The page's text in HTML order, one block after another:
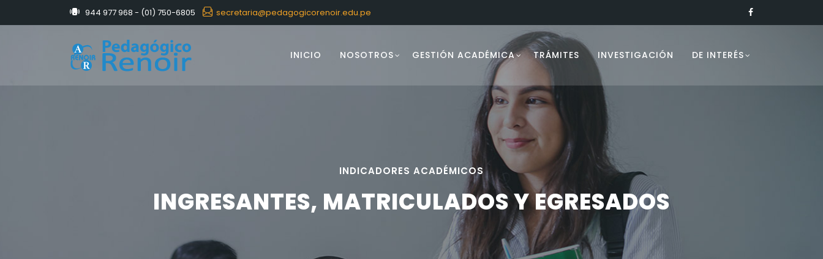
944 977 968 - (01) 750-6805 secretaria@pedagogicorenoir.edu.pe
INICIO NOSOTROS GESTIÓN ACADÉMICA TRÁMITES INVESTIGACIÓN DE INTERÉS
INDICADORES ACADÉMICOS
INGRESANTES, MATRICULADOS Y EGRESADOS